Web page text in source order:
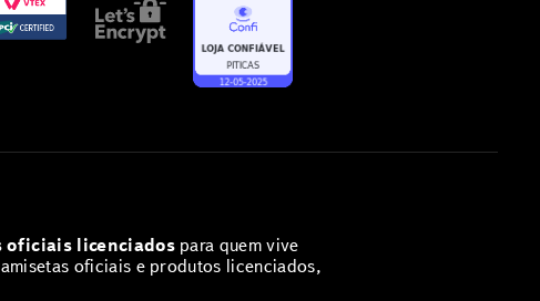
oficiais licenciadospara quem vive
oficiais e produtos licenciados,